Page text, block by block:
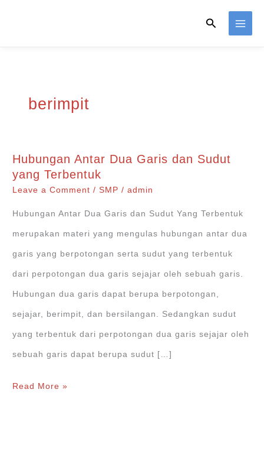
Search
berimpit
Hubungan Antar Dua Garis dan Sudut
yang Terbentuk
Leave a Comment /SMP /admin
Hubungan Antar Dua Garis dan Sudut Yang Terbentuk
merupakan materi yang mengulas hubungan antar dua
garis yang berpotongan serta sudut yang terbentuk
dari perpotongan dua garis sejajar oleh sebuah garis.
Hubungan dua garis dapat berupa berpotongan,
sejajar, berimpit, dan bersilangan. Sedangkan sudut
yang terbentuk dari perpotongan dua garis sejajar oleh
sebuah garis dapat berupa sudut […]
Hubungan
Read More »